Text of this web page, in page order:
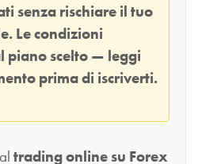
senza rischiare il tuo
Le condizioni
piano scelto — leggi
prima di iscriverti.
trading online su Forex